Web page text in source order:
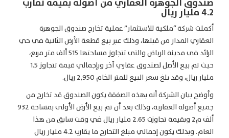
4.2 مليار ريال
أكملت شركة “ملكية للاستثمار” عملية تخارج صندوق الجوهرة
العقاري المدار من قبلها، وذلك عبر بيع قطعة الأرض الثانية في حي
الرائد في مدينة الرياض والتي تتجاوز مساحتها 515 ألف متر مربع،
حيث تم بيع الأصل لصندوق عقاري آخر وبإجمالي قيمة تتجاوز 1.5
مليار ريال، وقد بلغ سعر البيع للمتر الخام 2,950 ريال.
وأوضح بيان الشركة أنه بهذه الصفقة يكون الصندوق قد تخارج من
جميع أصوله العقارية، وذلك بعد أن تم بيع الأرض الأولى بمساحة 932
ألف م2 وبقيمة تجاوزت 2.65 مليار ريال في وقت سابق من هذا
العام. وبذلك يكون إجمالي مبلغ التخارج ما يقارب 4.2 مليار ريال